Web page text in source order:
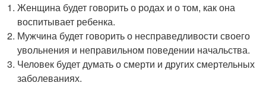
Женщина будет говорить о родах и о том, как она
воспитывает ребенка.
Мужчина будет говорить о несправедливости своего
увольнения и неправильном поведении начальства.
Человек будет думать о смерти и других смертельных
заболеваниях.